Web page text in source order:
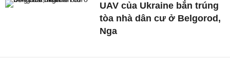
UAV của Ukraine bắn trúng
tòa nhà dân cư ở Belgorod,
Nga